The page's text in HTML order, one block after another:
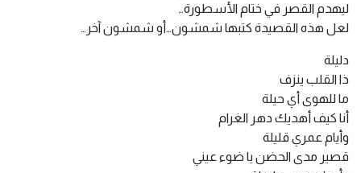
ليهدم القصر في ختام الأسطورة…
لعل هذه القصيدة كتبها شمشون…أو شمشون آخر…
دليلة
ذا القلب ينزف
ما للهوى أي حيلة
أنا كيف أهديك دهر الغرام
وأيام عمري قليلة
قصير مدى الحضن يا ضوء عيني